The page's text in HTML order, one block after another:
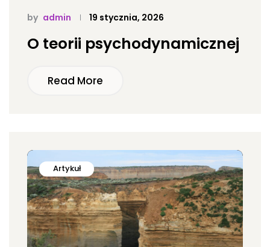
by admin 19 stycznia, 2026
O teorii psychodynamicznej
Read More
Artykuł